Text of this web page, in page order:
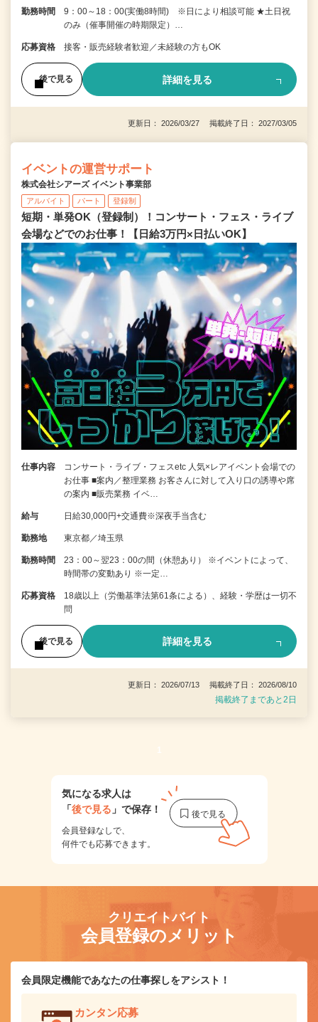
勤務時間
9：00～18：00(実働8時間) ※日により相談可能 ★土日祝
のみ（催事開催の時期限定）…
応募資格 接客・販売経験者歓迎／未経験の方もOK
後で見る 詳細を見る
更新日： 2026/03/27 掲載終了日： 2027/03/05
イベントの運営サポート
株式会社シアーズ イベント事業部
アルバイト パート 登録制
短期・単発OK（登録制）！コンサート・フェス・ライブ
会場などでのお仕事！【日給3万円×日払いOK】
仕事内容
コンサート・ライブ・フェスetc 人気×レアイベント会場での
お仕事 ■案内／整理業務 お客さんに対して入り口の誘導や席
の案内 ■販売業務 イベ…
給与 日給30,000円+交通費※深夜手当含む
勤務地 東京都／埼玉県
勤務時間
23：00～翌23：00の間（休憩あり） ※イベントによって、
時間帯の変動あり ※一定…
応募資格
18歳以上（労働基準法第61条による）、経験・学歴は一切不
問
後で見る 詳細を見る
更新日： 2026/07/13 掲載終了日： 2026/08/10
掲載終了まであと2日
1
気になる求人は
「後で見る 」で保存！
会員登録なしで、
何件でも応募できます。
クリエイトバイト
会員登録のメリット
会員限定機能であなたの仕事探しをアシスト！
カンタン応募